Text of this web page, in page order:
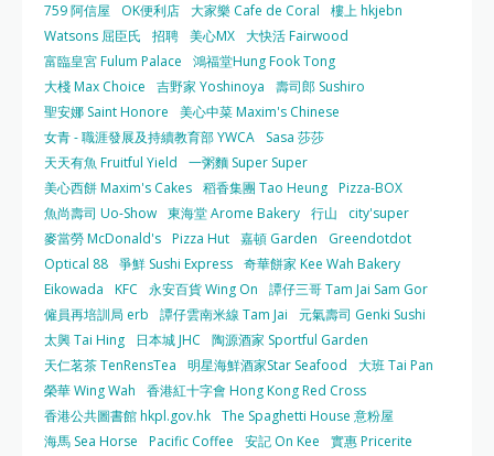
759 阿信屋
OK便利店 大家樂 Cafe de Coral
樓上 hkjebn
Watsons 屈臣氏
招聘 美心MX 大快活 Fairwood
富臨皇宮 Fulum Palace
鴻福堂Hung Fook Tong
大棧 Max Choice
吉野家 Yoshinoya
壽司郎 Sushiro
聖安娜 Saint Honore
美心中菜 Maxim's Chinese
女青 - 職涯發展及持續教育部 YWCA
Sasa 莎莎
天天有魚 Fruitful Yield
一粥麵 Super Super
美心西餅 Maxim's Cakes 稻香集團 Tao Heung Pizza-BOX
魚尚壽司 Uo-Show 東海堂 Arome Bakery 行山
city'super
麥當勞 McDonald's Pizza Hut 嘉頓 Garden
Greendotdot
Optical 88 爭鮮 Sushi Express 奇華餅家 Kee Wah Bakery
Eikowada
KFC 永安百貨 Wing On
譚仔三哥 Tam Jai Sam Gor
僱員再培訓局 erb
譚仔雲南米線 Tam Jai
元氣壽司 Genki Sushi
太興 Tai Hing
日本城 JHC
陶源酒家 Sportful Garden
天仁茗茶 TenRensTea
明星海鮮酒家Star Seafood
大班 Tai Pan
榮華 Wing Wah
香港紅十字會 Hong Kong Red Cross
香港公共圖書館 hkpl.gov.hk The Spaghetti House 意粉屋
海馬 Sea Horse
Pacific Coffee 安記 On Kee
實惠 Pricerite